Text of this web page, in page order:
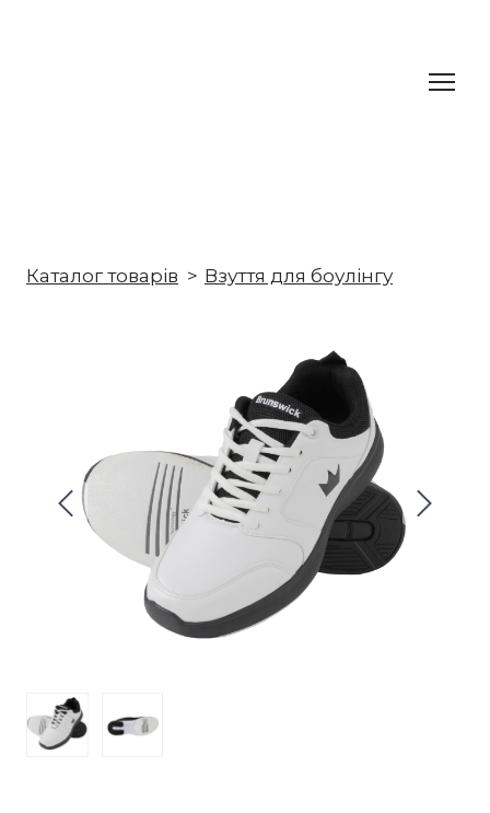
Каталог товарів Взуття для боулінгу